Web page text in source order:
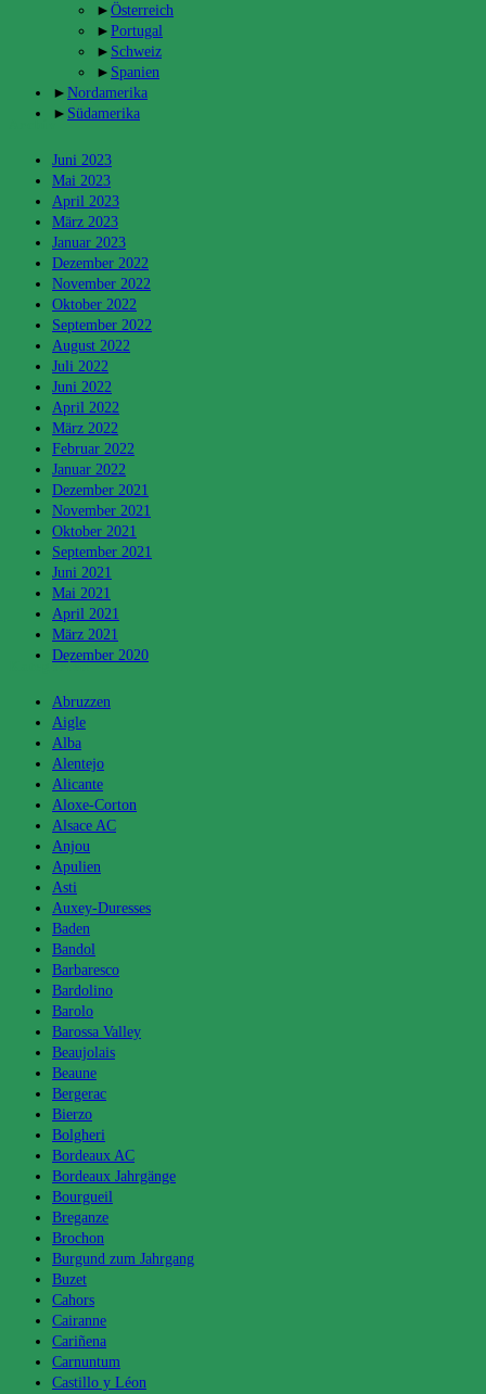
► Österreich
► Portugal
► Schweiz
► Spanien
► Nordamerika
► Südamerika
Juni 2023
Mai 2023
April 2023
März 2023
Januar 2023
Dezember 2022
November 2022
Oktober 2022
September 2022
August 2022
Juli 2022
Juni 2022
April 2022
März 2022
Februar 2022
Januar 2022
Dezember 2021
November 2021
Oktober 2021
September 2021
Juni 2021
Mai 2021
April 2021
März 2021
Dezember 2020
Kategorien
Abruzzen
Aigle
Alba
Alentejo
Alicante
Aloxe-Corton
Alsace AC
Anjou
Apulien
Asti
Auxey-Duresses
Baden
Bandol
Barbaresco
Bardolino
Barolo
Barossa Valley
Beaujolais
Beaune
Bergerac
Bierzo
Bolgheri
Bordeaux AC
Bordeaux Jahrgänge
Bourgueil
Breganze
Brochon
Burgund zum Jahrgang
Buzet
Cahors
Cairanne
Cariñena
Carnuntum
Castillo y Léon